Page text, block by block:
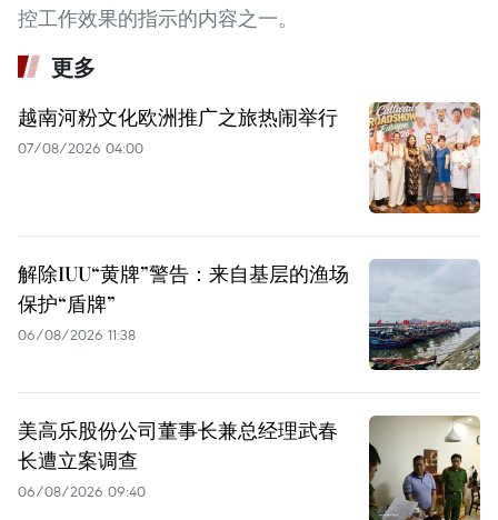
控工作效果的指示的内容之一。
更多
越南河粉文化欧洲推广之旅热闹举行
07/08/2026 04:00
解除IUU“黄牌”警告：来自基层的渔场
保护“盾牌”
06/08/2026 11:38
美高乐股份公司董事长兼总经理武春
长遭立案调查
06/08/2026 09:40